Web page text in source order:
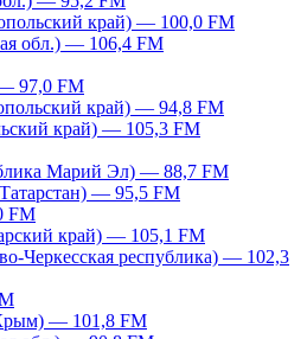
край) — 100,0 FM
обл.) — 106,4 FM
97,0 FM
край) — 94,8 FM
край) — 105,3 FM
Марий Эл) — 88,7 FM
— 95,5 FM
FM
край) — 105,1 FM
Черкесская республика) — 102,3
— 101,8 FM